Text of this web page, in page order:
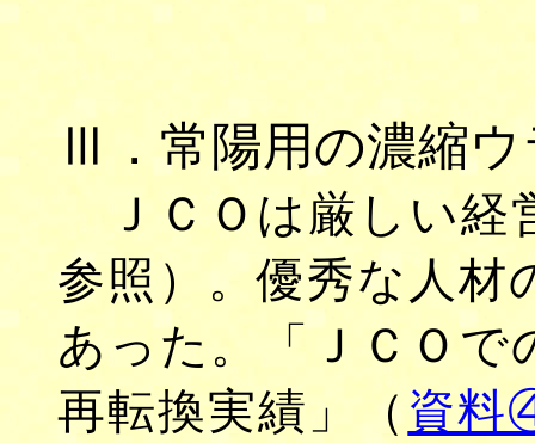
Ⅲ．常陽用の濃縮
ＪＣＯは厳しい経
参照）。優秀な人材
あった。「ＪＣＯで
再転換実績」（ 資